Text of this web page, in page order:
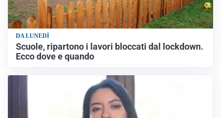
DA LUNEDÌ
Scuole, ripartono i lavori bloccati dal lockdown.
Ecco dove e quando